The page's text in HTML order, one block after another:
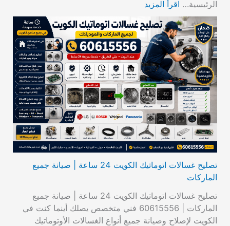
الرئيسية… اقرأ المزيد
تصليح غسالات اتوماتيك الكويت 24 ساعة | صيانة جميع
الماركات
تصليح غسالات اتوماتيك الكويت 24 ساعة | صيانة جميع
الماركات | 60615556 فني متخصص يصلك أينما كنت في
الكويت لإصلاح وصيانة جميع أنواع الغسالات الأوتوماتيك